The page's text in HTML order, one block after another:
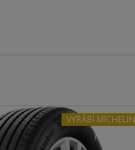
VYRÁBÍ MICHELIN